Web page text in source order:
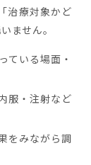
治療対象かど
ません。
ている場面・
服・注射など
をみながら調